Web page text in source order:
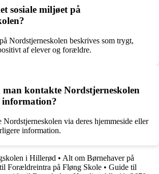
sosiale miljøet på
Nordstjerneskolen beskrives som trygt,
af elever og forældre.
kontakte Nordstjerneskolen
information?
via deres hjemmeside eller
information.
i Hillerød • Alt om Børnehaver på
Forældreintra på Fløng Skole • Guide til